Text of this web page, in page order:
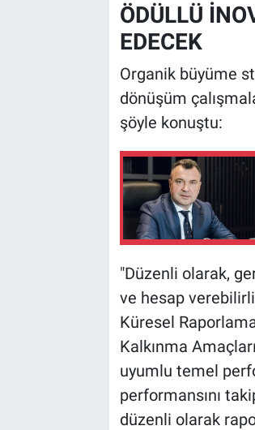
ÖDÜLLÜ
EDECEK
Organik büyüme
dönüşüm
şöyle konuştu:
"Düzenli olarak,
ve hesap
Küresel
Kalkınma
uyumlu temel
performansını
düzenli olarak